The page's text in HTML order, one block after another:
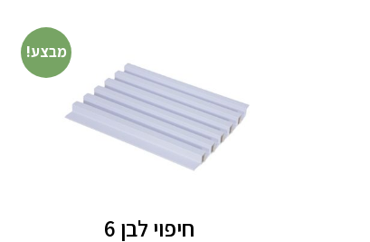
מבצע!
חיפוי לבן 6